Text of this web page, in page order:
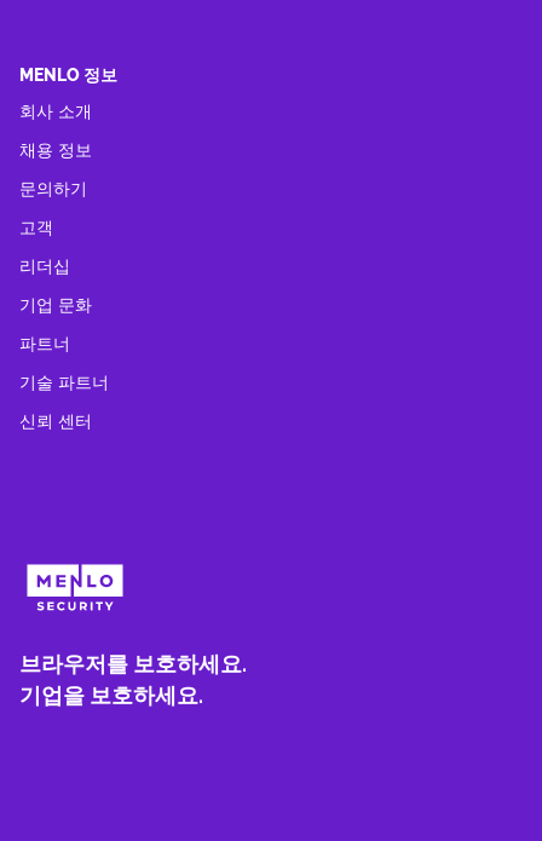
MENLO 정보
회사 소개
채용 정보
문의하기
고객
리더십
기업 문화
파트너
기술 파트너
신뢰 센터
브라우저를 보호하세요.
기업을 보호하세요.